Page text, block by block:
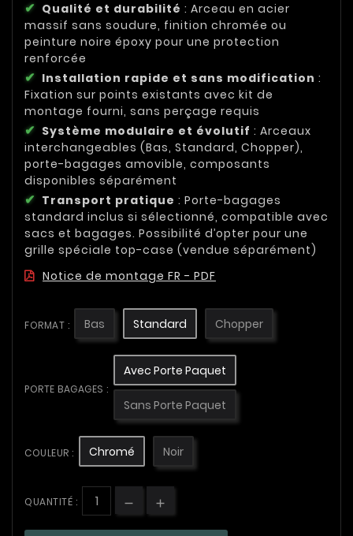
Qualité et durabilité : Arceau en acier
massif sans soudure, finition chromée ou
peinture noire époxy pour une protection
renforcée
Installation rapide et sans modification :
Fixation sur points existants avec kit de
montage fourni, sans perçage requis
Système modulaire et évolutif : Arceaux
interchangeables (Bas, Standard, Chopper),
porte-bagages amovible, composants
disponibles séparément
Transport pratique : Porte-bagages
standard inclus si sélectionné, compatible avec
sacs et bagages. Possibilité d’opter pour une
grille spéciale top-case (vendue séparément)
Notice de montage FR - PDF
FORMAT : Bas Standard Chopper
PORTE BAGAGES :
Avec Porte Paquet
Sans Porte Paquet
COULEUR : Chromé Noir
QUANTITÉ :